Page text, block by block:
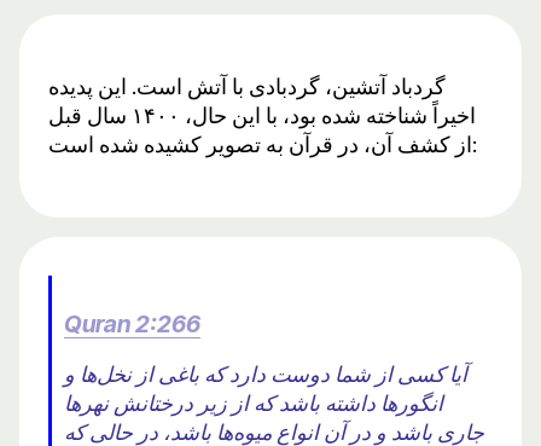
گردباد آتشین، گردبادی با آتش است. این پدیده
اخیراً شناخته شده بود، با این حال، ۱۴۰۰ سال قبل
از کشف آن، در قرآن به تصویر کشیده شده است:
Quran 2:266
آیا کسی از شما دوست دارد که باغی از نخل‌ها و
انگورها داشته باشد که از زیر درختانش نهرها
جاری باشد و در آن انواع میوه‌ها باشد، در حالی که